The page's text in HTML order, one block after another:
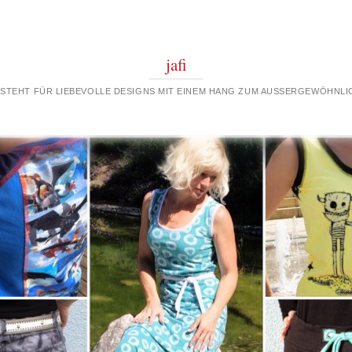
jafi
FÜR LIEBEVOLLE DESIGNS MIT EINEM HANG ZUM